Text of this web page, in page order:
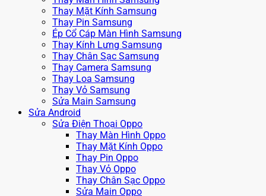
Thay Mặt Kính Samsung
Thay Pin Samsung
Ép Cổ Cáp Màn Hình Samsung
Thay Kính Lưng Samsung
Thay Chân Sạc Samsung
Thay Camera Samsung
Thay Loa Samsung
Thay Vỏ Samsung
Sửa Main Samsung
Sửa Android
Sửa Điện Thoại Oppo
Thay Màn Hình Oppo
Thay Mặt Kính Oppo
Thay Pin Oppo
Thay Vỏ Oppo
Thay Chân Sạc Oppo
Sửa Main Oppo